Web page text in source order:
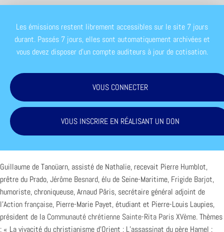
Les émissions restent librement accessibles sur le site 7 jours
durant. Passés 7 jours, elles sont automatiquement archivées et
vous devez disposer d'un compte auditeurs à jour de cotisation.
VOUS CONNECTER
VOUS INSCRIRE EN RÉALISANT UN DON
Guillaume de Tanoüarn, assisté de Nathalie, recevait Pierre Humblot,
prêtre du Prado,Jérôme Besnard, élu de Seine-Maritime, Frigide Barjot,
humoriste, chroniqueuse, Arnaud Pâris, secrétaire général adjoint de
l’Action française, Pierre-Marie Payet, étudiant et Pierre-Louis Laupies,
président de la Communauté chrétienne Sainte-Rita Paris XVème. Thèmes
: « La vivacité du christianisme d’Orient ; L’assassinat du père Hamel ;